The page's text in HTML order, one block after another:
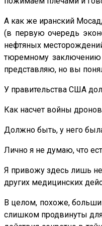
А как же иранский
(в первую очередь
нефтяных
тюремному заключению
представляю, но вы
У правительства США
Как насчет войны
Должно быть, у него
Лично я не думаю, что
Я привожу здесь лишь
других медицинских
В целом, похоже,
слишком продвинуты